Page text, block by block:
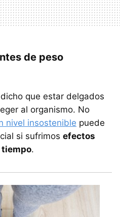
de peso
que estar delgados
al organismo. No
nivel insostenible puede
si sufrimos efectos
tiempo.